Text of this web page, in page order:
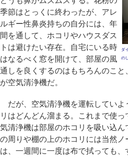
ダ
の
季節はとっくに終わったが、アレ
ルギー性鼻炎持ちの自分には、年
間を通して、ホコリやハウスダス
トは避けたい存在。自宅にいる時
はなるべく窓を開けて、部屋の風
通しを良くするのはもちろんのこ
が空気清浄機だ。
だが、空気清浄機を運転していよ
リはどんどん溜まる。これまで使
気清浄機は部屋のホコリを吸い込
の周りや棚の上のホコリには当然ノ
は、一週間に一度は布で拭っても